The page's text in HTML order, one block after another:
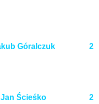
Góralczuk 2
Jan Ścieśko 2